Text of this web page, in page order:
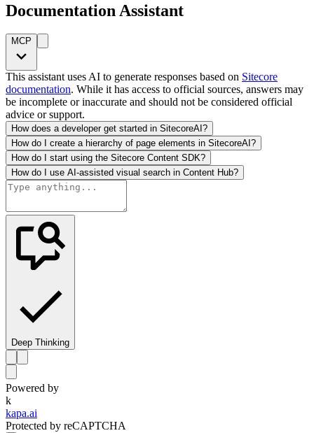
Documentation Assistant
MCP
This assistant uses AI to generate responses based on Sitecore
documentation. While it has access to official sources, answers may
be incomplete or inaccurate and should not be considered official
advice or support.
How does a developer get started in SitecoreAI?
How do I create a hierarchy of page elements in SitecoreAI?
How do I start using the Sitecore Content SDK?
How do I use AI-assisted visual search in Content Hub?
Deep Thinking
Powered by
k
kapa.ai
Protected by reCAPTCHA